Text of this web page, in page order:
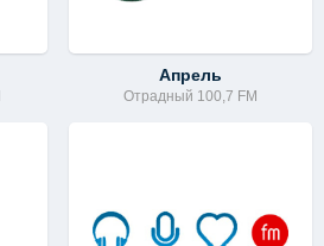
Апрель
Отрадный 100,7 FM